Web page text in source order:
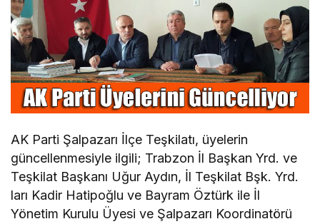
AK Parti Şalpazarı İlçe Teşkilatı, üyelerin
güncellenmesiyle ilgili; Trabzon İl Başkan Yrd. ve
Teşkilat Başkanı Uğur Aydın, İl Teşkilat Bşk. Yrd.
ları Kadir Hatipoğlu ve Bayram Öztürk ile İl
Yönetim Kurulu Üyesi ve Şalpazarı Koordinatörü